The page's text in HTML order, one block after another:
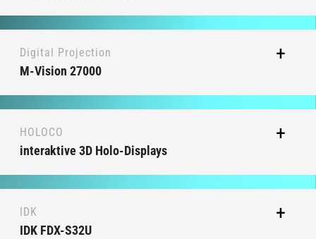
Digital Projection
M-Vision 27000
HOLOCO
interaktive 3D Holo-Displays
IDK
IDK FDX-S32U